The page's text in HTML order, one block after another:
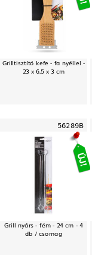
Grilltisztító kefe - fa nyéllel -
23 x 6,5 x 3 cm
56289B
Grill nyárs - fém - 24 cm - 4
db / csomag